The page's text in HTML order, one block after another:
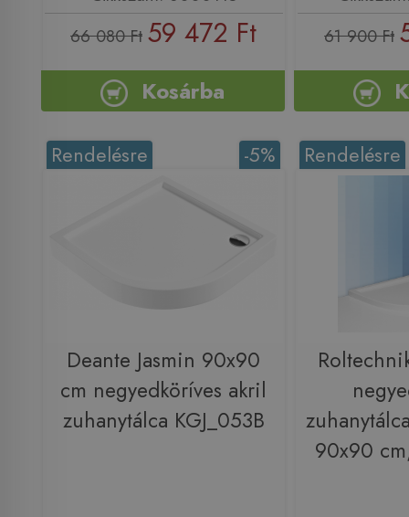
66 080 Ft 59 472 Ft
Kosárba
61 900 Ft
-5%
Rendelésre
Deante Jasmin 90x90
cm negyedköríves akril
zuhanytálca KGJ_053B
Rendelésre
90x90